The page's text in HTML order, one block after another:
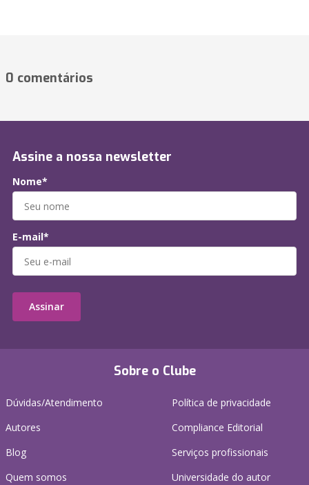
0 comentários
Sobre o Clube
Dúvidas/Atendimento
Autores
Blog
Quem somos
Política de privacidade
Compliance Editorial
Serviços profissionais
Universidade do autor
Assine a nossa newsletter
Nome*
E-mail*
Assinar